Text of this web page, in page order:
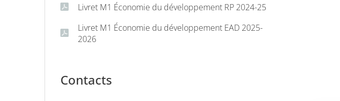
Livret M1 Économie du développement RP 2024-25
Livret M1 Économie du développement EAD 2025-
2026
Contacts